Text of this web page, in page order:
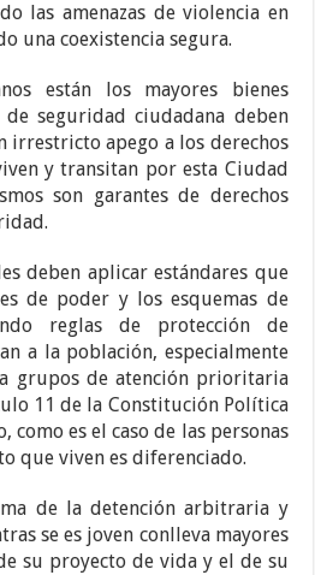
las amenazas de violencia en
una coexistencia segura.
están los mayores bienes
seguridad ciudadana deben
irrestricto apego a los derechos
y transitan por esta Ciudad
son garantes de derechos
deben aplicar estándares que
de poder y los esquemas de
reglas de protección de
a la población, especialmente
grupos de atención prioritaria
11 de la Constitución Política
como es el caso de las personas
que viven es diferenciado.
de la detención arbitraria y
se es joven conlleva mayores
su proyecto de vida y el de su